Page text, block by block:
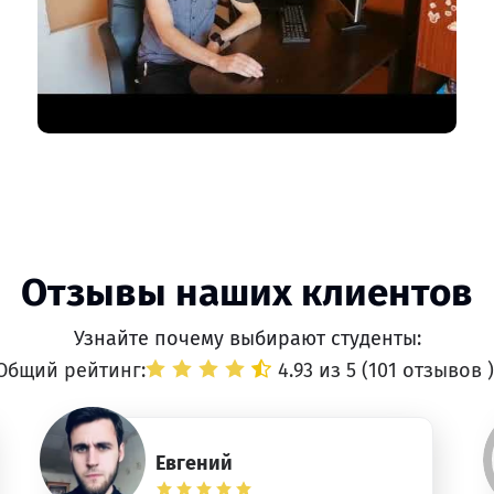
Отзывы наших клиентов
Узнайте почему выбирают студенты:
рейтинг:
4.93 из 5 (101 отзывов )
Евгений